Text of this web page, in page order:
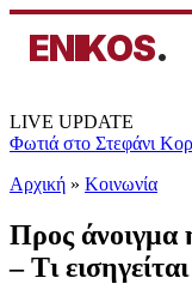
ENIKOS.
LIVE UPDATE
Φωτιά στο Στεφάνι
Αρχική » Κοινωνία
Προς άνοιγμα
– Τι